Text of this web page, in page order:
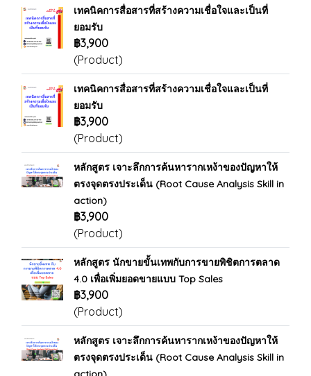
เทคนิคการสื่อสารที่สร้างความเชื่อใจและเป็นที่
ยอมรับ
฿3,900
(Product)
เทคนิคการสื่อสารที่สร้างความเชื่อใจและเป็นที่
ยอมรับ
฿3,900
(Product)
หลักสูตร เจาะลึกการค้นหารากเหง้าของปัญหาให้
ตรงจุดตรงประเด็น (Root Cause Analysis Skill in
action)
฿3,900
(Product)
หลักสูตร นักขายขั้นเทพกับการขายพิชิตการตลาด
4.0 เพื่อเพิ่มยอดขายแบบ Top Sales
฿3,900
(Product)
หลักสูตร เจาะลึกการค้นหารากเหง้าของปัญหาให้
ตรงจุดตรงประเด็น (Root Cause Analysis Skill in